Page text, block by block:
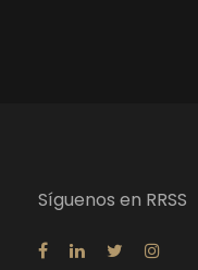
Síguenos en RRSS